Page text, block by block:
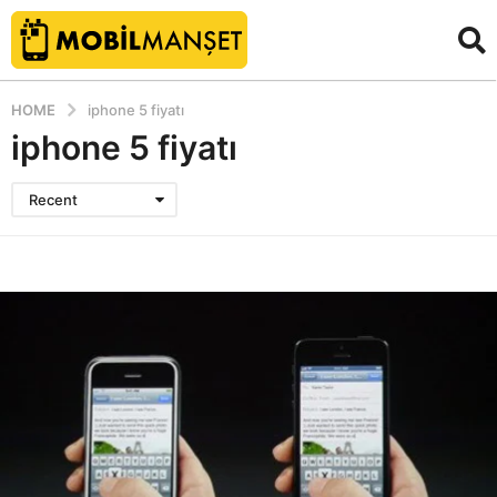
HOME iphone 5 fiyatı
iphone 5 fiyatı
Recent